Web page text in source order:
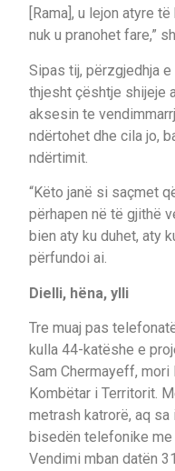
[Rama], u lejon atyre
nuk u pranohet fare,”
Sipas tij, përzgjedhja
thjesht çështje shijeje
aksesin te
ndërtohet dhe cila jo,
ndërtimit.
“Këto janë si saçmet
përhapen në të gjithë
bien aty ku duhet, aty
përfundoi ai.
Dielli, hëna, ylli
Tre muaj pas
kulla 44-katëshe e
Sam Chermayeff,
Kombëtar i Territorit.
metrash katrorë, aq
bisedën telefonike me
Vendimi mban datën